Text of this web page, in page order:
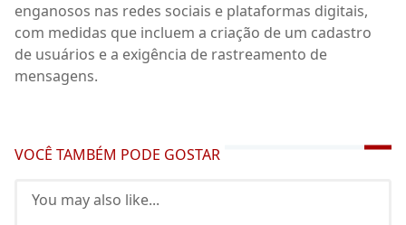
enganosos nas redes sociais e plataformas digitais,
com medidas que incluem a criação de um cadastro
de usuários e a exigência de rastreamento de
mensagens.
VOCÊ TAMBÉM PODE GOSTAR
You may also like...